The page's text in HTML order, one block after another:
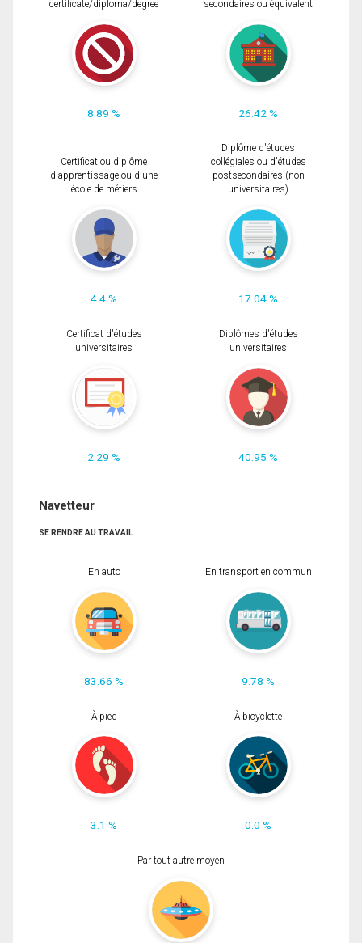
certificate/diploma/degree
8.89 %
secondaires ou équivalent
26.42 %
Certificat ou diplôme
d'apprentissage ou d'une
école de métiers
4.4 %
Diplôme d'études
collégiales ou d'études
postsecondaires (non
universitaires)
17.04 %
Certificat d'études
universitaires
2.29 %
Diplômes d'études
universitaires
40.95 %
Navetteur
SE RENDRE AU TRAVAIL
En auto
83.66 %
En transport en commun
9.78 %
À pied
3.1 %
À bicyclette
0.0 %
Par tout autre moyen